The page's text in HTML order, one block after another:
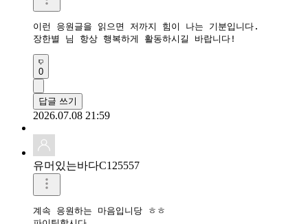
이런 응원글을 읽으면 저까지 힘이 나는 기분입니다.
장한별 님 항상 행복하게 활동하시길 바랍니다!
0
답글 쓰기
2026.07.08 21:59
유머있는바다C125557
계속 응원하는 마음입니당 ㅎㅎ